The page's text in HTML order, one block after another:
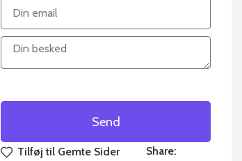
Send
Tilføj til Gemte Sider Share: